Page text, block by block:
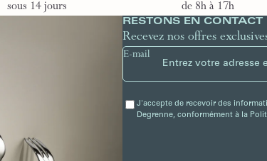
sous 14 jours
de 8h à 17h
RESTONS EN CONTACT
Recevez nos offres
E-mail
J'accepte de recevoir des
Degrenne, conformément à la